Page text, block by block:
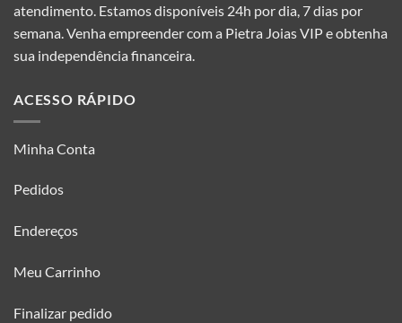
atendimento. Estamos disponíveis 24h por dia, 7 dias por
semana. Venha empreender com a Pietra Joias VIP e obtenha
sua independência financeira.
ACESSO RÁPIDO
Minha Conta
Pedidos
Endereços
Meu Carrinho
Finalizar pedido